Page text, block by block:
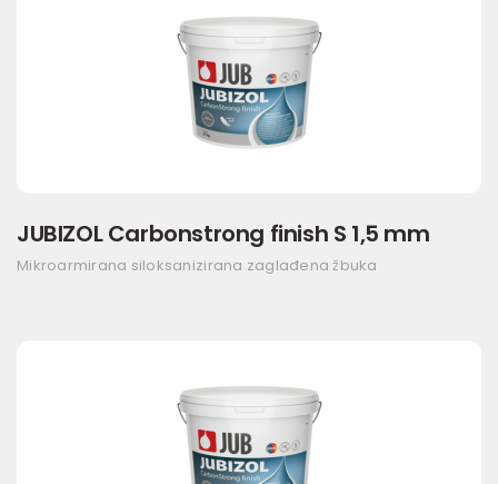
JUBIZOL Carbonstrong finish S 1,5 mm
Mikroarmirana siloksanizirana zaglađena žbuka